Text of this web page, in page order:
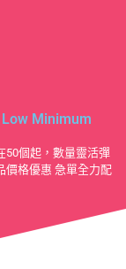
Minimum
50個起，數量靈活彈
價格優惠 急單全力配